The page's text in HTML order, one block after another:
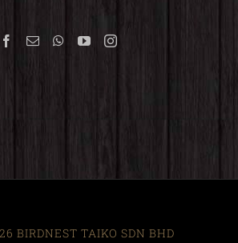
BIRDNEST TAIKO SDN BHD